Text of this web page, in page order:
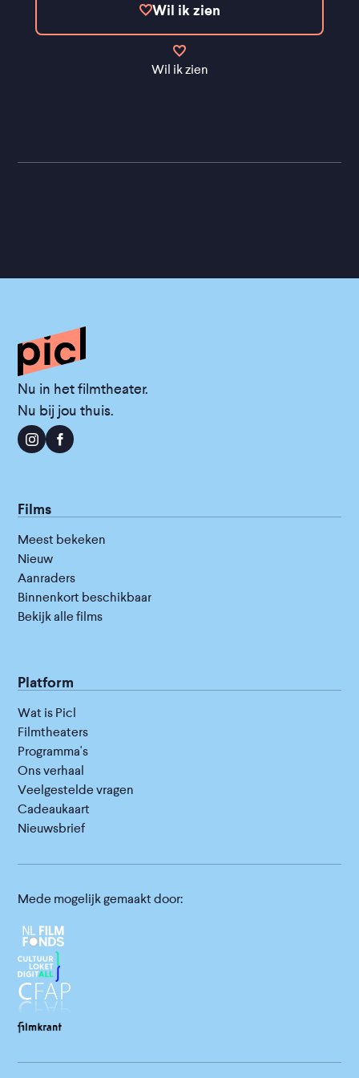
Wil ik zien
Wil ik zien
Nu in het filmtheater.
Nu bij jou thuis.
Films
Meest bekeken
Nieuw
Aanraders
Binnenkort beschikbaar
Bekijk alle films
Platform
Wat is Picl
Filmtheaters
Programma's
Ons verhaal
Veelgestelde vragen
Cadeaukaart
Nieuwsbrief
Mede mogelijk gemaakt door: